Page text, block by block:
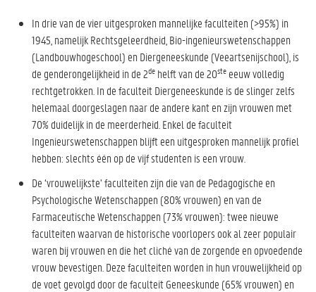
In drie van de vier uitgesproken mannelijke faculteiten (>95%) in
1945, namelijk Rechtsgeleerdheid, Bio-ingenieurswetenschappen
(Landbouwhogeschool) en Diergeneeskunde (Veeartsenijschool), is
de genderongelijkheid in de 2de helft van de 20ste eeuw volledig
rechtgetrokken. In de faculteit Diergeneeskunde is de slinger zelfs
helemaal doorgeslagen naar de andere kant en zijn vrouwen met
70% duidelijk in de meerderheid. Enkel de faculteit
Ingenieurswetenschappen blijft een uitgesproken mannelijk profiel
hebben: slechts één op de vijf studenten is een vrouw.
De ‘vrouwelijkste’ faculteiten zijn die van de Pedagogische en
Psychologische Wetenschappen (80% vrouwen) en van de
Farmaceutische Wetenschappen (73% vrouwen): twee nieuwe
faculteiten waarvan de historische voorlopers ook al zeer populair
waren bij vrouwen en die het cliché van de zorgende en opvoedende
vrouw bevestigen. Deze faculteiten worden in hun vrouwelijkheid op
de voet gevolgd door de faculteit Geneeskunde (65% vrouwen) en